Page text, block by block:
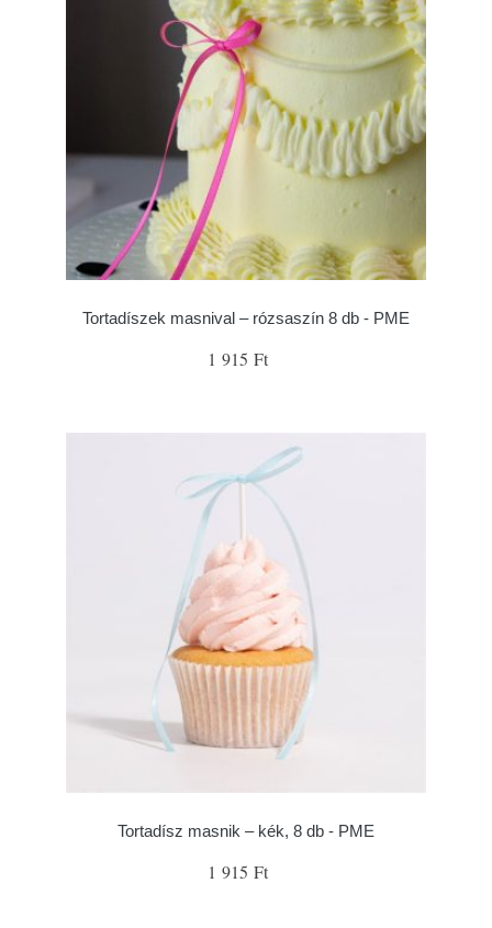
Tortadíszek masnival – rózsaszín 8 db - PME
1 915 Ft
Tortadísz masnik – kék, 8 db - PME
1 915 Ft